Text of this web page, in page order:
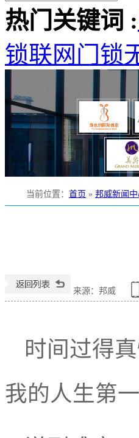
热门关键词 :
锁联网门锁
当前位置 ： 首页 » 邦威新闻
来源：邦威
时间过得
我的人生第